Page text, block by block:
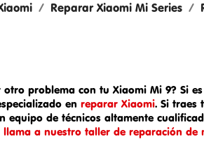
Reparar Xiaomi Mi Series
problema con tu Xiaomi Mi 9? Si
en reparar Xiaomi. Si traes
equipo de técnicos altamente
llama a nuestro taller de reparación de